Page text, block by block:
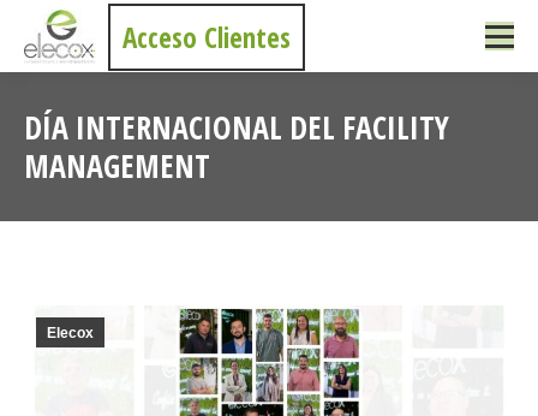
Acceso Clientes
DÍA INTERNACIONAL DEL FACILITY
MANAGEMENT
Elecox